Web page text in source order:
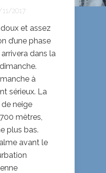
2017
et assez
d’une phase
dans la
à
sérieux. La
neige
mètres,
plus bas.
avant le